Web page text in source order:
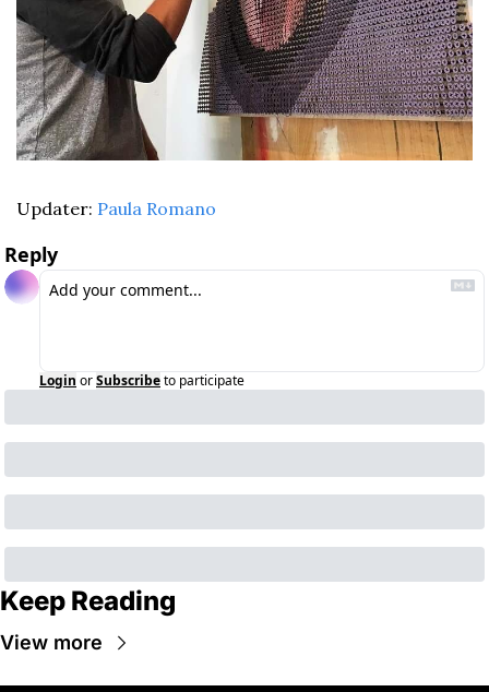
Updater: Paula Romano
Reply
Login orSubscribeto participate
Keep Reading
View more